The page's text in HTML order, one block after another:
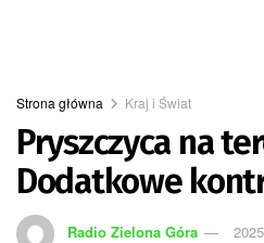
Strona główna Kraj i Świat
Pryszczyca na
Dodatkowe
Radio Zielona Góra